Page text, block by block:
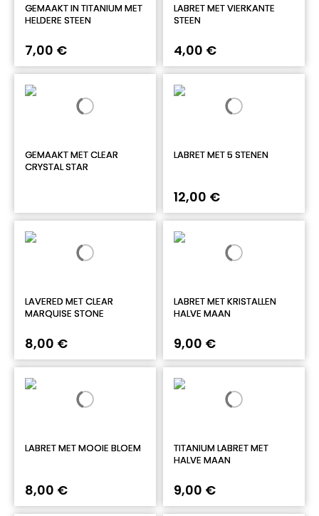
GEMAAKT IN TITANIUM MET
HELDERE STEEN
7,00 €
LABRET MET VIERKANTE
STEEN
4,00 €
GEMAAKT MET CLEAR
CRYSTAL STAR
LABRET MET 5 STENEN
12,00 €
LAVERED MET CLEAR
MARQUISE STONE
8,00 €
LABRET MET KRISTALLEN
HALVE MAAN
9,00 €
LABRET MET MOOIE BLOEM
8,00 €
TITANIUM LABRET MET
HALVE MAAN
9,00 €